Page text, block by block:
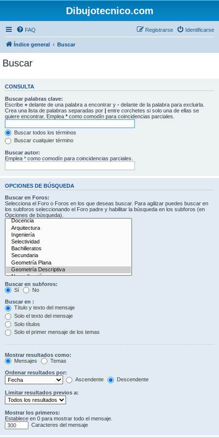
Dibujotecnico.com
FAQ Identificarse
Registrarse
Índice general Buscar
Buscar
CONSULTA
Buscar palabras clave:
Escribe + delante de una palabra a encontrar y - delante de la palabra para excluirla.
Crea una lista de palabras separadas por | entre corchetes si solo una de ellas se
quiere encontrar. Emplea * como comodín para coincidencias parciales.
Buscar todos los términos
Buscar cualquier término
Buscar autor:
Emplea * como comodín para coincidencias parciales.
OPCIONES DE BÚSQUEDA
Buscar en Foros:
Selecciona el Foro o Foros en los que deseas buscar. Para agilizar puedes buscar en
los subforos seleccionando el Foro padre y habilitar la búsqueda en los subforos (en
Opciones de búsqueda).
Buscar en subforos:
Sí
No
Buscar en :
Título y texto del mensaje
Solo el texto del mensaje
Solo títulos
Solo el primer mensaje de los temas
Mostrar resultados como:
Mensajes
Temas
Ordenar resultados por:
Ascendente
Descendente
Limitar resultados previos a:
Mostrar los primeros:
Establece en 0 para mostrar todo el mensaje.
Caracteres del mensaje